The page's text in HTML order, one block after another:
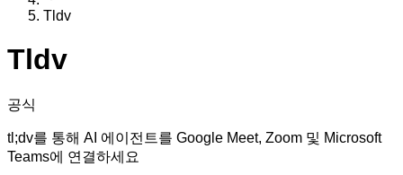
Tldv
Tldv
공식
tl;dv를 통해 AI 에이전트를 Google Meet, Zoom 및 Microsoft
Teams에 연결하세요